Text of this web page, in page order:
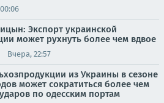
00:06
Экспорт украинской
может рухнуть более чем вдвое
Вчера, 22:57
из Украины в сезоне
может сократиться более чем
по одесским портам